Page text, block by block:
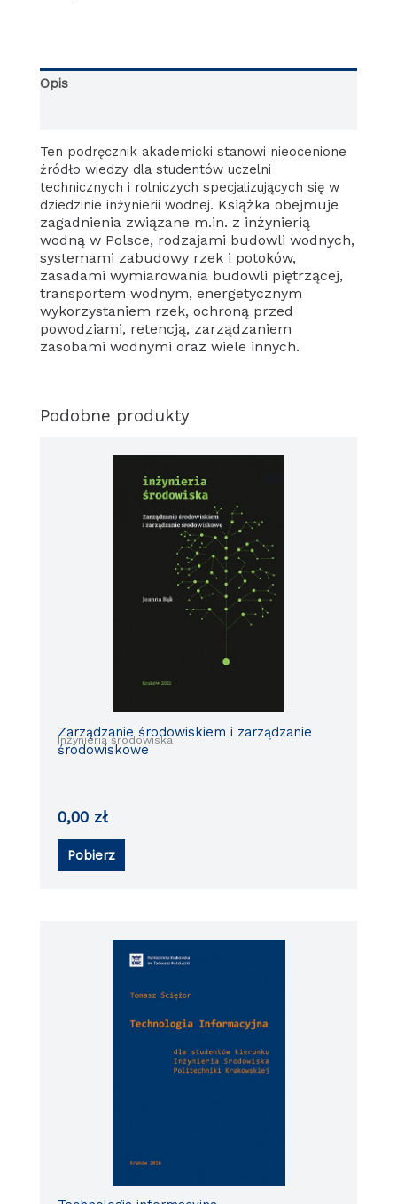
Opis
Ten podręcznik akademicki stanowi nieocenione
źródło wiedzy dla studentów uczelni
technicznych i rolniczych specjalizujących się w
dziedzinie inżynierii wodnej. Książka obejmuje
zagadnienia związane m.in. z inżynierią
wodną w Polsce, rodzajami budowli wodnych,
systemami zabudowy rzek i potoków,
zasadami wymiarowania budowli piętrzącej,
transportem wodnym, energetycznym
wykorzystaniem rzek, ochroną przed
powodziami, retencją, zarządzaniem
zasobami wodnymi oraz wiele innych.
Podobne produkty
Inżynieria środowiska
Zarządzanie środowiskiem i zarządzanie
środowiskowe
0,00 zł
Pobierz